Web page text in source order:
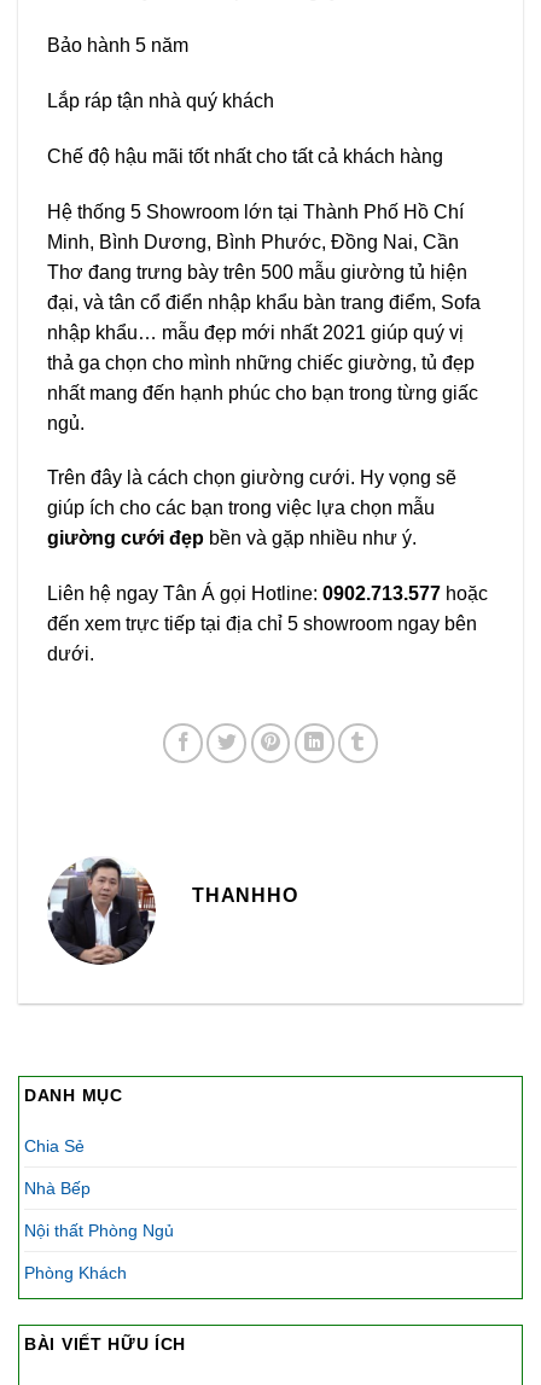
Bảo hành 5 năm
Lắp ráp tận nhà quý khách
Chế độ hậu mãi tốt nhất cho tất cả khách hàng
Hệ thống 5 Showroom lớn tại Thành Phố Hồ Chí
Minh, Bình Dương, Bình Phước, Đồng Nai, Cần
Thơ đang trưng bày trên 500 mẫu giường tủ hiện
đại, và tân cổ điển nhập khẩu bàn trang điểm, Sofa
nhập khẩu… mẫu đẹp mới nhất 2021 giúp quý vị
thả ga chọn cho mình những chiếc giường, tủ đẹp
nhất mang đến hạnh phúc cho bạn trong từng giấc
ngủ.
Trên đây là cách chọn giường cưới. Hy vọng sẽ
giúp ích cho các bạn trong việc lựa chọn mẫu
giường cưới đẹp bền và gặp nhiều như ý.
Liên hệ ngay Tân Á gọi Hotline: 0902.713.577 hoặc
đến xem trực tiếp tại địa chỉ 5 showroom ngay bên
dưới.
THANHHO
DANH MỤC
Chia Sẻ
Nhà Bếp
Nội thất Phòng Ngủ
Phòng Khách
BÀI VIẾT HỮU ÍCH